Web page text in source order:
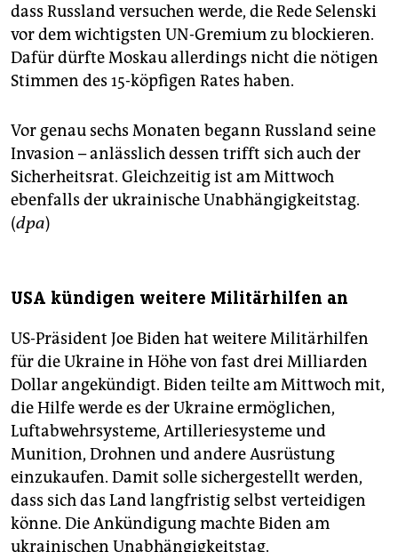
dass Russland versuchen werde, die Rede Selenski
vor dem wichtigsten UN-Gremium zu blockieren.
Dafür dürfte Moskau allerdings nicht die nötigen
Stimmen des 15-köpfigen Rates haben.
Vor genau sechs Monaten begann Russland seine
Invasion – anlässlich dessen trifft sich auch der
Sicherheitsrat. Gleichzeitig ist am Mittwoch
ebenfalls der ukrainische Unabhängigkeitstag.
(dpa)
USA kündigen weitere Militärhilfen an
US-Präsident Joe Biden hat weitere Militärhilfen
für die Ukraine in Höhe von fast drei Milliarden
Dollar angekündigt. Biden teilte am Mittwoch mit,
die Hilfe werde es der Ukraine ermöglichen,
Luftabwehrsysteme, Artilleriesysteme und
Munition, Drohnen und andere Ausrüstung
einzukaufen. Damit solle sichergestellt werden,
dass sich das Land langfristig selbst verteidigen
könne. Die Ankündigung machte Biden am
ukrainischen Unabhängigkeitstag.